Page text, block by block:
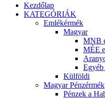
Kezdőlap
KATEGÓRIÁK
Emlékérmék
Magyar
MNB
MÉE
Egyéb
Külföldi
Magyar Pénzérmék
Pénzek a